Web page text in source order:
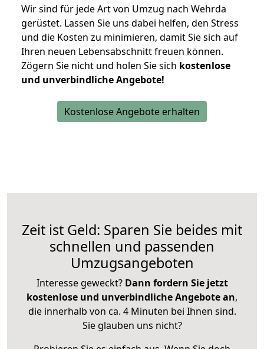
Wir sind für jede Art von Umzug nach Wehrda
gerüstet. Lassen Sie uns dabei helfen, den Stress
und die Kosten zu minimieren, damit Sie sich auf
Ihren neuen Lebensabschnitt freuen können.
Zögern Sie nicht und holen Sie sich kostenlose
und unverbindliche Angebote!
Kostenlose Angebote erhalten
Zeit ist Geld: Sparen Sie beides mit
schnellen und passenden
Umzugsangeboten
Interesse geweckt? Dann fordern Sie jetzt
kostenlose und unverbindliche Angebote an,
die innerhalb von ca. 4 Minuten bei Ihnen sind.
Sie glauben uns nicht?